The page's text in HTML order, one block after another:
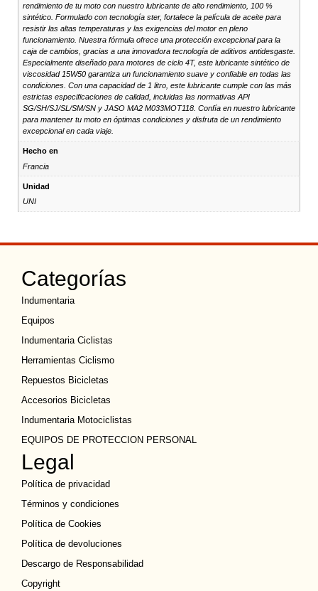
rendimiento de tu moto con nuestro lubricante de alto rendimiento, 100 %
sintético. Formulado con tecnología ster, fortalece la película de aceite para
resistir las altas temperaturas y las exigencias del motor en pleno
funcionamiento. Nuestra fórmula ofrece una protección excepcional para la
caja de cambios, gracias a una innovadora tecnología de aditivos antidesgaste.
Especialmente diseñado para motores de ciclo 4T, este lubricante sintético de
viscosidad 15W50 garantiza un funcionamiento suave y confiable en todas las
condiciones. Con una capacidad de 1 litro, este lubricante cumple con las más
estrictas especificaciones de calidad, incluidas las normativas API
SG/SH/SJ/SL/SM/SN y JASO MA2 M033MOT118. Confía en nuestro lubricante
para mantener tu moto en óptimas condiciones y disfruta de un rendimiento
excepcional en cada viaje.
Hecho en
Francia
Unidad
UNI
Categorías
Indumentaria
Equipos
Indumentaria Ciclistas
Herramientas Ciclismo
Repuestos Bicicletas
Accesorios Bicicletas
Indumentaria Motociclistas
EQUIPOS DE PROTECCION PERSONAL
Legal
Política de privacidad
Términos y condiciones
Política de Cookies
Política de devoluciones
Descargo de Responsabilidad
Copyright